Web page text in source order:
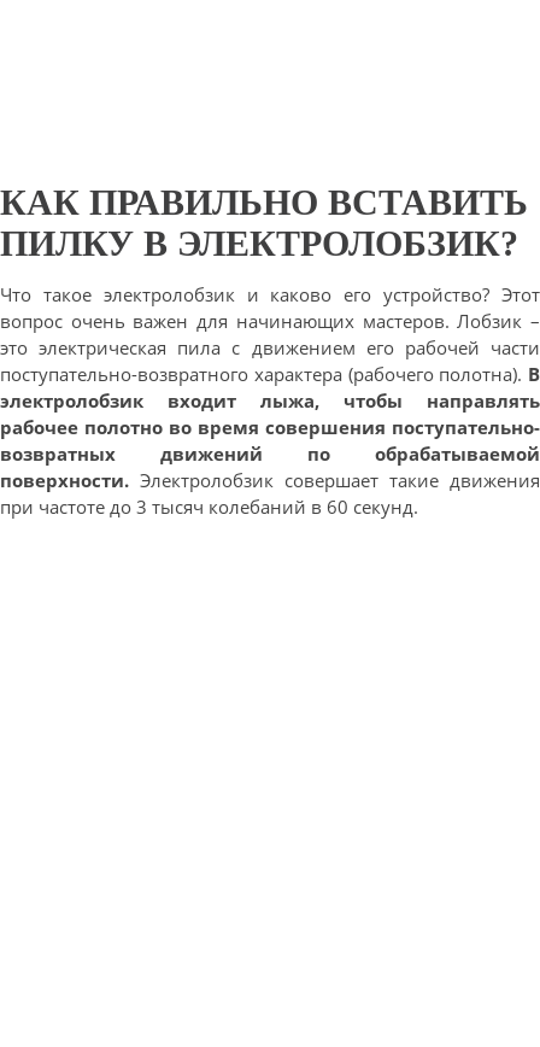
КАК ПРАВИЛЬНО ВСТАВИТЬ
ПИЛКУ В ЭЛЕКТРОЛОБЗИК?
Что такое электролобзик и каково его устройство? Этот
вопрос очень важен для начинающих мастеров. Лобзик –
это электрическая пила с движением его рабочей части
поступательно-возвратного характера (рабочего полотна). В
электролобзик входит лыжа, чтобы направлять
рабочее полотно во время совершения поступательно-
возвратных движений по обрабатываемой
поверхности. Электролобзик совершает такие движения
при частоте до 3 тысяч колебаний в 60 секунд.